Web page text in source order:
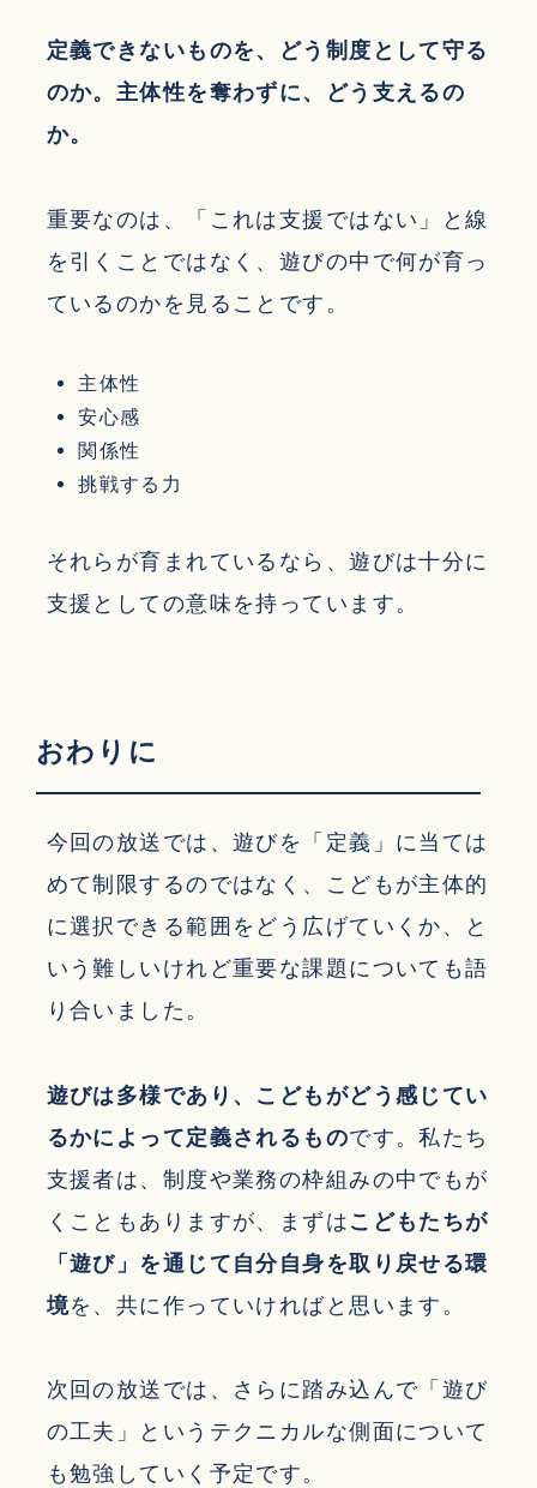
定義できないものを、どう制度として守る
のか。主体性を奪わずに、どう支えるの
か。
重要なのは、「これは支援ではない」と線
を引くことではなく、遊びの中で何が育っ
ているのかを見ることです。
主体性
安心感
関係性
挑戦する力
それらが育まれているなら、遊びは十分に
支援としての意味を持っています。
おわりに
今回の放送では、遊びを「定義」に当ては
めて制限するのではなく、こどもが主体的
に選択できる範囲をどう広げていくか、と
いう難しいけれど重要な課題についても語
り合いました。
遊びは多様であり、こどもがどう感じてい
るかによって定義されるものです。私たち
支援者は、制度や業務の枠組みの中でもが
くこともありますが、まずは こどもたちが
「遊び」を通じて自分自身を取り戻せる環
境を、共に作っていければと思います。
次回の放送では、さらに踏み込んで「遊び
の工夫」というテクニカルな側面について
も勉強していく予定です。